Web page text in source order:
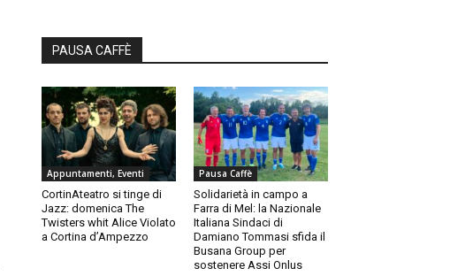
PAUSA CAFFÈ
Appuntamenti, Eventi
CortinAteatro si tinge di
Jazz: domenica The
Twisters whit Alice Violato
a Cortina d’Ampezzo
Pausa Caffè
Solidarietà in campo a
Farra di Mel: la Nazionale
Italiana Sindaci di
Damiano Tommasi sfida il
Busana Group per
sostenere Assi Onlus